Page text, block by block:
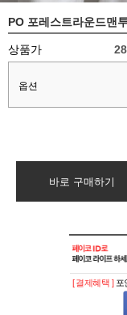
PO 포레스트라운드맨
상품가
옵션
바로 구매하기
[ 결제혜택 ] 포